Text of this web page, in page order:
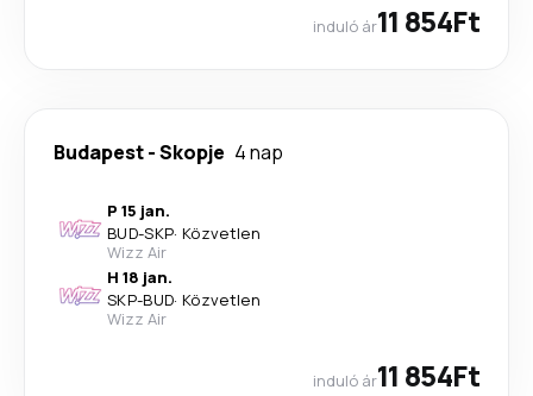
induló ár11 854Ft
Budapest-Skopje 4 nap
P 15 jan.
BUD-SKP· Közvetlen
Wizz Air
H 18 jan.
SKP-BUD· Közvetlen
Wizz Air
induló ár11 854Ft